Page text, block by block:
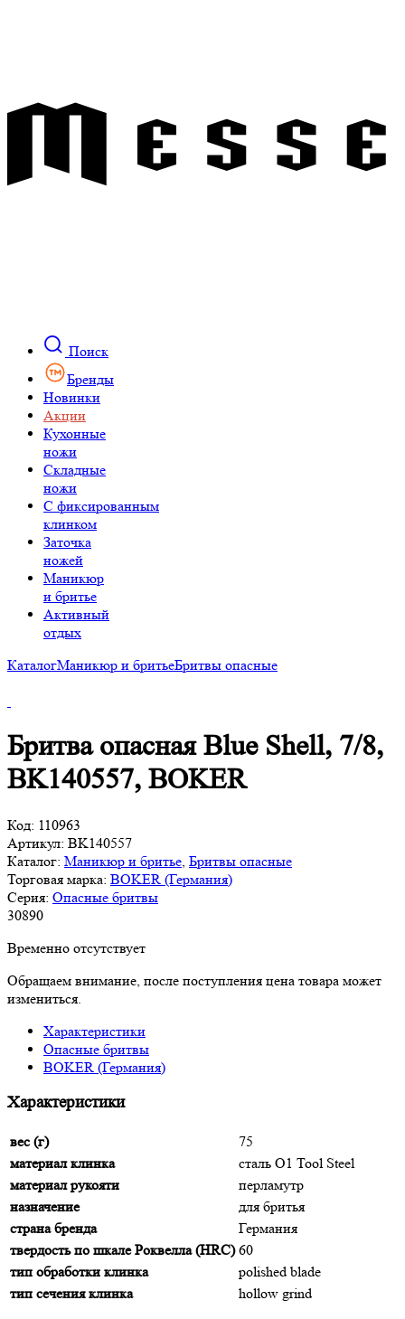
Поиск
Бренды
Новинки
Акции
Кухонные
ножи
Складные
ножи
C фиксированным
клинком
Заточка
ножей
Маникюр
и бритье
Активный
отдых
КаталогМаникюр и бритьеБритвы опасные
Бритва опасная Blue Shell, 7/8,
BK140557, BOKER
Код: 110963
Артикул: BK140557
Каталог: Маникюр и бритье Бритвы опасные
Торговая марка: BOKER (Германия)
Серия: Опасные бритвы
30890
Временно отсутствует
Обращаем внимание, после поступления цена товара может
измениться.
Характеристики
Опасные бритвы
BOKER (Германия)
Характеристики
вес (г)
75
материал клинка
сталь O1 Tool Steel
материал рукояти
перламутр
назначение
для бритья
страна бренда
Германия
твердость по шкале Роквелла (HRC) 60
тип обработки клинка
polished blade
тип сечения клинка
hollow grind